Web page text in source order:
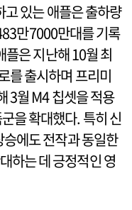
있는 애플은 출하량
만7000만대를 기록
은 지난해 10월 최
를 출시하며 프리미
3월 M4 칩셋을 적용
을 확대했다. 특히 신
에도 전작과 동일한
하는 데 긍정적인 영